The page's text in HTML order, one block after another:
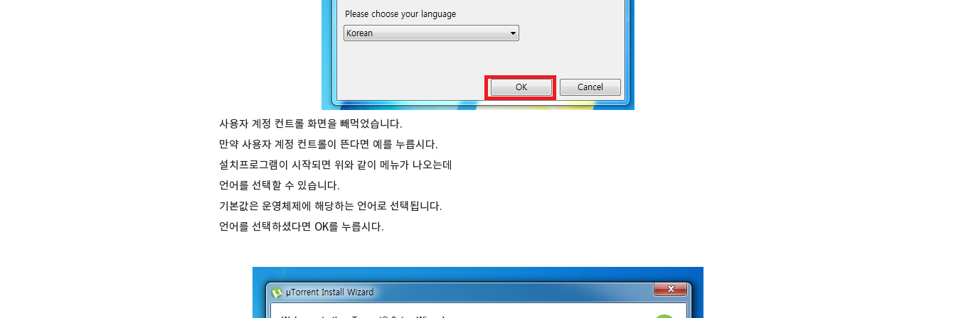
사용자 계정 컨트롤 화면을 빼먹었습니다.
만약 사용자 계정 컨트롤이 뜬다면 예를 누릅시다.
설치프로그램이 시작되면 위와 같이 메뉴가 나오는데
언어를 선택할 수 있습니다.
기본값은 운영체제에 해당하는 언어로 선택됩니다.
언어를 선택하셨다면 OK를 누릅시다.